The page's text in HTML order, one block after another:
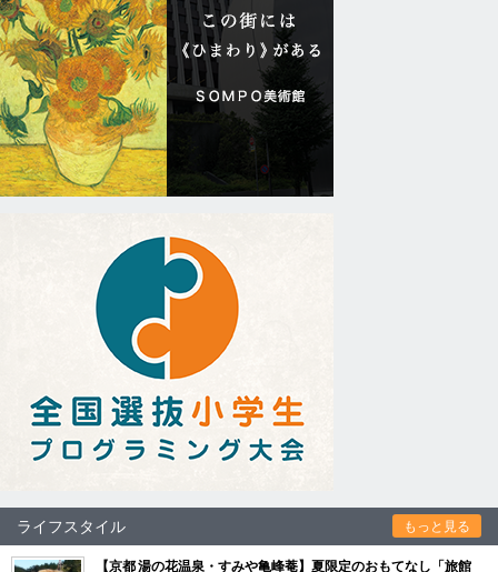
ライフスタイル もっと見る
【京都 湯の花温泉・すみや亀峰菴】夏限定のおもてなし「旅館